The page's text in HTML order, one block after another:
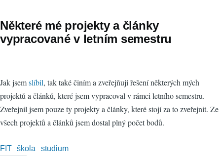
Některé mé projekty a články
vypracované v letním semestru
Jak jsemslíbil, tak také činím a zveřejňuji řešení některých mých
projektů a článků, které jsem vypracoval v rámci letního semestru.
Zveřejnil jsem pouze ty projekty a články, které stojí za to zveřejnit. Ze
všech projektů a článků jsem dostal plný počet bodů.
FIT škola studium